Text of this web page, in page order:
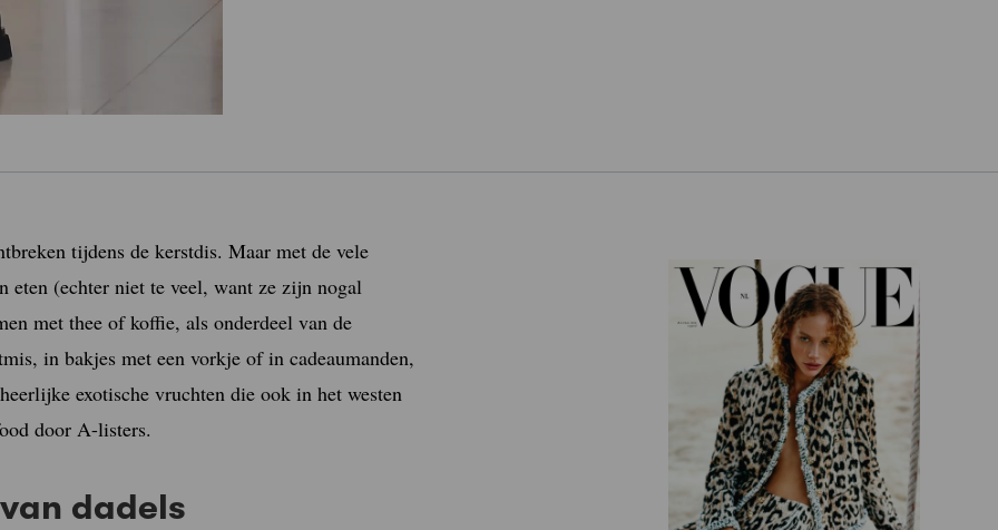
tijdens de kerstdis. Maar met de vele
eten (echter niet te veel, want ze zijn nogal
met thee of koffie, als onderdeel van de
in bakjes met een vorkje of in cadeaumanden,
exotische vruchten die ook in het westen
door A-listers.
dadels